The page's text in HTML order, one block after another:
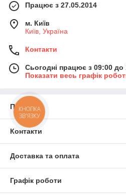
Працює з 27.05.2014
м. Київ
Київ, Україна
Контакти
Сьогодні працює з 09:00 до
Показати весь графік
Про нас
Контакти
Доставка та оплата
Графік роботи
КНОПКА
ЗВ'ЯЗКУ